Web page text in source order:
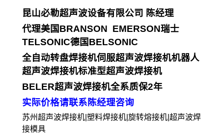
昆山必勒超声波设备有限公司 陈经理
代理美国BRANSON EMERSON瑞士
TELSONIC德国BELSONIC
全自动转盘焊接机伺服超声波焊接机机器人
超声波焊接机标准型超声波焊接机
BELER超声波焊接机全系质保2年
实际价格请联系陈经理咨询
苏州超声波焊接机|塑料焊接机|旋转熔接机|超声波焊
接模具